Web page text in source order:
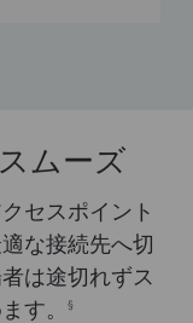
ムーズ
セスポイント
な接続先へ切
は途切れずス
す。
§